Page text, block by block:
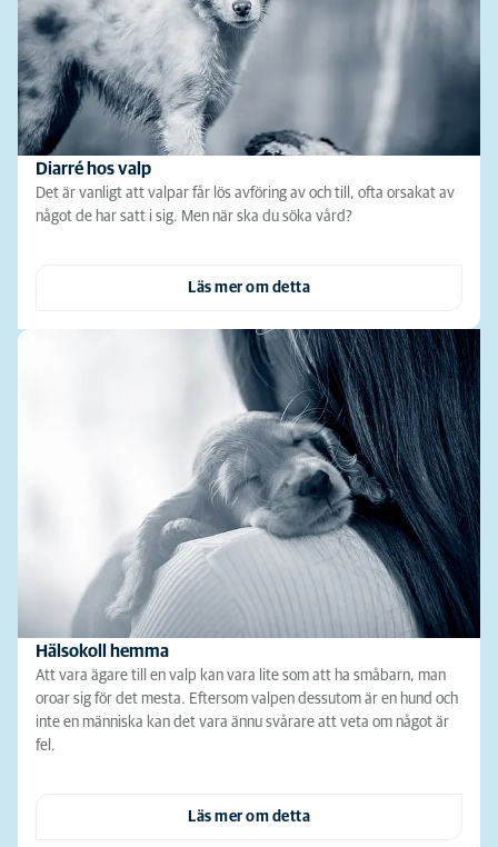
Diarré hos valp
Det är vanligt att valpar får lös avföring av och till, ofta orsakat av
något de har satt i sig. Men när ska du söka vård?
Läs mer om detta
Hälsokoll hemma
Att vara ägare till en valp kan vara lite som att ha småbarn, man
oroar sig för det mesta. Eftersom valpen dessutom är en hund och
inte en människa kan det vara ännu svårare att veta om något är
fel.
Läs mer om detta